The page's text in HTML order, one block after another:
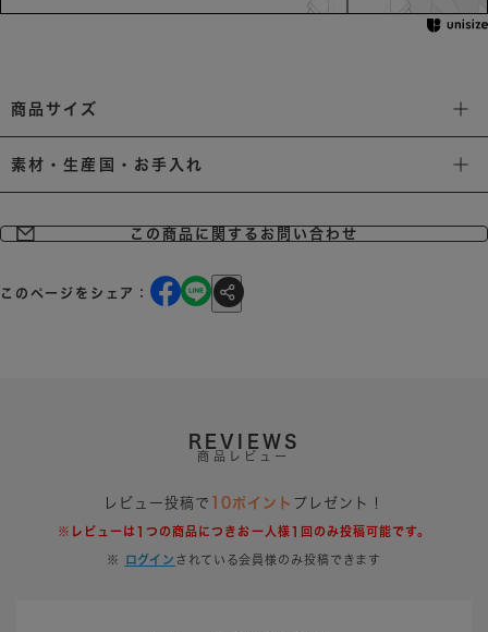
商品サイズ
素材・生産国・お手入れ
この商品に関するお問い合わせ
このページをシェア：
REVIEWS
商品レビュー
レビュー投稿で 10ポイント プレゼント！
※レビューは1つの商品につきお一人様1回のみ投稿可能です。
※ ログイン されている会員様のみ投稿できます